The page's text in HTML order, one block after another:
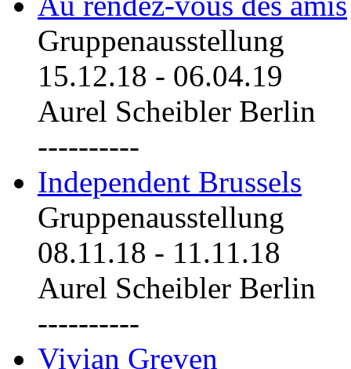
Gruppenausstellung
15.12.18 - 06.04.19
Aurel Scheibler Berlin
----------
Independent Brussels
Gruppenausstellung
08.11.18 - 11.11.18
Aurel Scheibler Berlin
----------
Vivian Greven